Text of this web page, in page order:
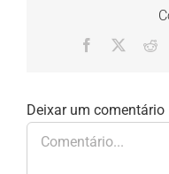
Facebook
Deixar um comentário
Comentário